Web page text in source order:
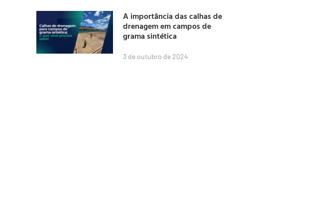
A importância das calhas de
drenagem em campos de
grama sintética
3 de outubro de 2024